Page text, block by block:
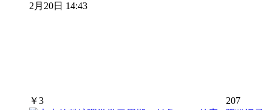
2月20日 14:43
￥3 207